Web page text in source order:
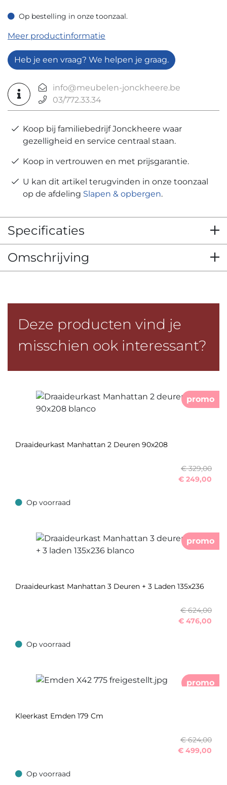
Op bestelling in onze toonzaal.
Op bestelling in onze toonzaal.
Meer productinformatie
Heb je een vraag? We helpen je graag.
info@meubelen-jonckheere.be
03/772.33.34
Koop bij familiebedrijf Jonckheere waar
gezelligheid en service centraal staan.
Koop in vertrouwen en met prijsgarantie.
U kan dit artikel terugvinden in onze toonzaal
op de afdeling Slapen & opbergen.
Specificaties
Omschrijving
Deze producten vind je
misschien ook interessant?
promo
Draaideurkast Manhattan 2 Deuren 90x208
€ 329,00
€ 249,00
Op voorraad
Op voorraad
promo
Draaideurkast Manhattan 3 Deuren + 3 Laden 135x236
€ 624,00
€ 476,00
Op voorraad
Op voorraad
promo
Kleerkast Emden 179 Cm
€ 624,00
€ 499,00
Op voorraad
Op voorraad